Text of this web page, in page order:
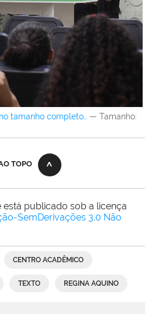
tamanho completo… — Tamanho:
TOPO
publicado sob a licença
SemDerivações 3.0 Não
CENTRO ACADÊMICO
TEXTO REGINA AQUINO